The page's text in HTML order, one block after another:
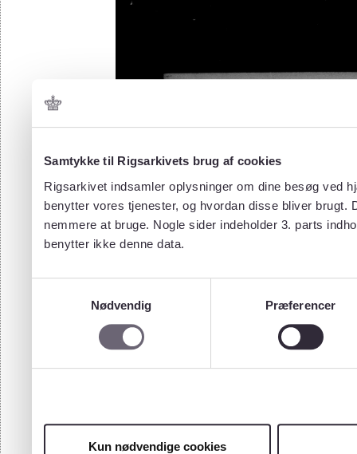
Samtykke til Rigsarkivets brug af cookies
Rigsarkivet indsamler oplysninger om dine besøg ved
benytter vores tjenester, og hvordan disse bliver
nemmere at bruge. Nogle sider indeholder 3. parts
benytter ikke denne data.
Nødvendig
Præferencer
Kun nødvendige cookies